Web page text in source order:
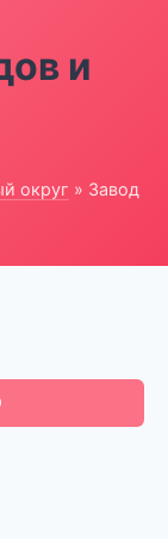
и
округ » Завод